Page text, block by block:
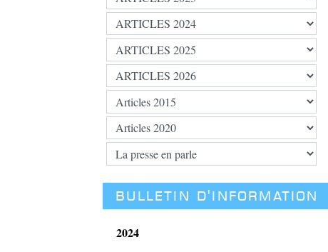
BULLETIN D'INFORMATION
2024